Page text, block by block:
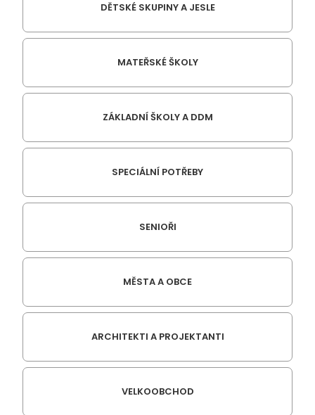
DĚTSKÉ SKUPINY A JESLE
MATEŘSKÉ ŠKOLY
ZÁKLADNÍ ŠKOLY A DDM
SPECIÁLNÍ POTŘEBY
SENIOŘI
MĚSTA A OBCE
ARCHITEKTI A PROJEKTANTI
VELKOOBCHOD